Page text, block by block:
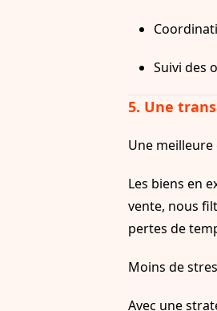
Suivi des
5. Une
Une
Les biens en
vente, nous
pertes de
Moins de
Avec une